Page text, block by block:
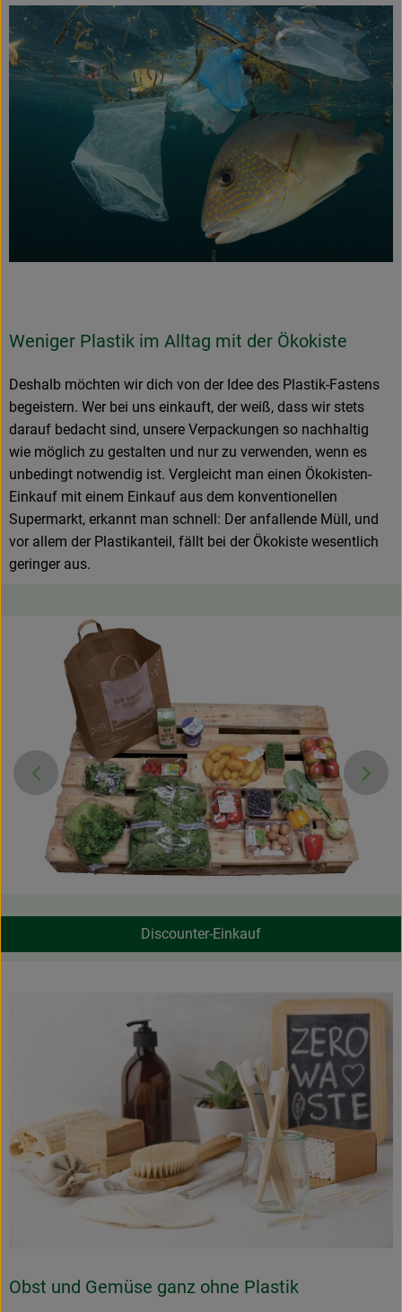
Weniger Plastik im Alltag mit der Ökokiste
Deshalb möchten wir dich von der Idee des Plastik-Fastens
begeistern. Wer bei uns einkauft, der weiß, dass wir stets
darauf bedacht sind, unsere Verpackungen so nachhaltig
wie möglich zu gestalten und nur zu verwenden, wenn es
unbedingt notwendig ist. Vergleicht man einen Ökokisten-
Einkauf mit einem Einkauf aus dem konventionellen
Supermarkt, erkannt man schnell: Der anfallende Müll, und
vor allem der Plastikanteil, fällt bei der Ökokiste wesentlich
geringer aus.
Discounter-Einkauf
Obst und Gemüse ganz ohne Plastik